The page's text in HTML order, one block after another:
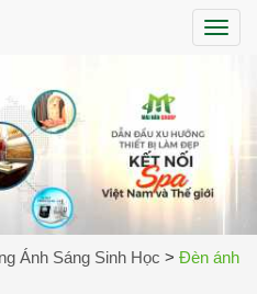
Ánh Sáng Sinh Học > Đèn ánh